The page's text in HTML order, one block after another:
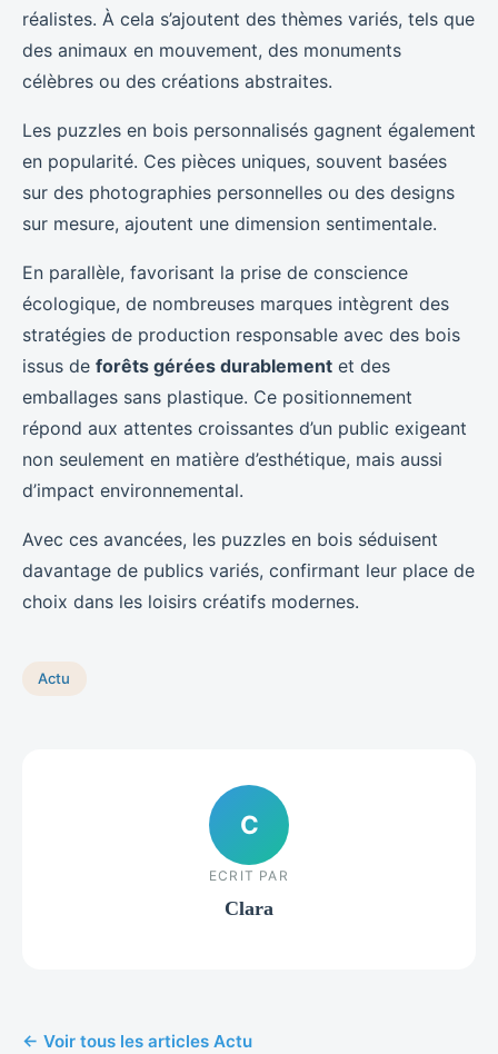
réalistes. À cela s’ajoutent des thèmes variés, tels que
des animaux en mouvement, des monuments
célèbres ou des créations abstraites.
Les puzzles en bois personnalisés gagnent également
en popularité. Ces pièces uniques, souvent basées
sur des photographies personnelles ou des designs
sur mesure, ajoutent une dimension sentimentale.
En parallèle, favorisant la prise de conscience
écologique, de nombreuses marques intègrent des
stratégies de production responsable avec des bois
issus de forêts gérées durablement et des
emballages sans plastique. Ce positionnement
répond aux attentes croissantes d’un public exigeant
non seulement en matière d’esthétique, mais aussi
d’impact environnemental.
Avec ces avancées, les puzzles en bois séduisent
davantage de publics variés, confirmant leur place de
choix dans les loisirs créatifs modernes.
Actu
C
ECRIT PAR
Clara
← Voir tous les articles Actu